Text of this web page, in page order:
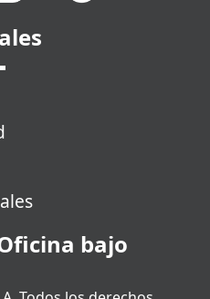
bajo